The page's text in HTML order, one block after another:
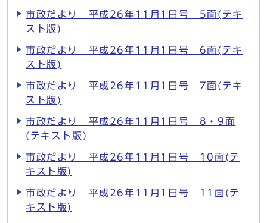
市政だより 平成26年11月1日号 5面(テキ
スト版)
市政だより 平成26年11月1日号 6面(テキ
スト版)
市政だより 平成26年11月1日号 7面(テキ
スト版)
市政だより 平成26年11月1日号 8・9面
(テキスト版)
市政だより 平成26年11月1日号 10面(テ
キスト版)
市政だより 平成26年11月1日号 11面(テ
キスト版)